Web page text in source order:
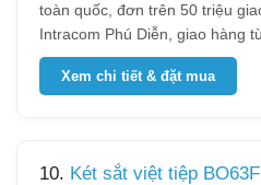
toàn quốc, đơn trên 50 triệu
Intracom Phú Diễn, giao hàng
Xem chi tiết & đặt mua
10. Két sắt việt tiệp